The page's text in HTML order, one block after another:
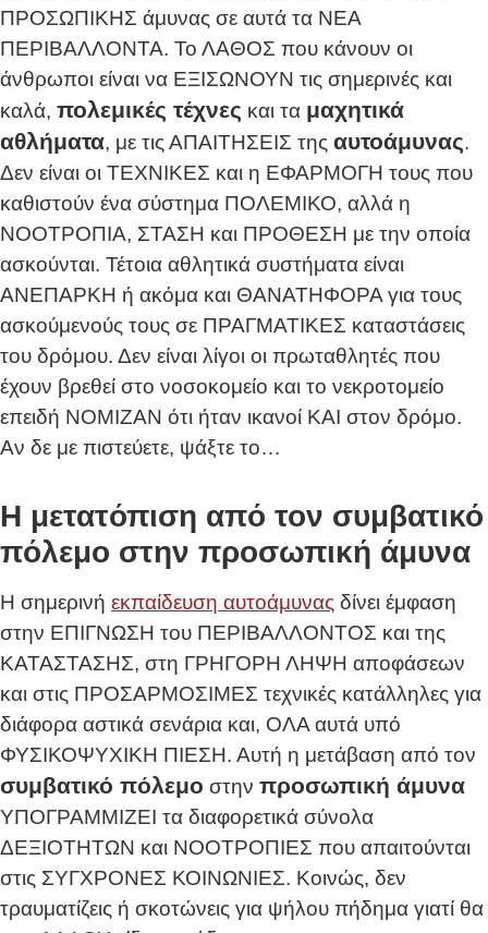
ΠΡΟΣΩΠΙΚΗΣ άμυνας σε αυτά τα ΝΕΑ
ΠΕΡΙΒΑΛΛΟΝΤΑ. Το ΛΑΘΟΣ που κάνουν οι
άνθρωποι είναι να ΕΞΙΣΩΝΟΥΝ τις σημερινές και
καλά, πολεμικές τέχνες και τα μαχητικά
αθλήματα, με τις ΑΠΑΙΤΗΣΕΙΣ της αυτοάμυνας.
Δεν είναι οι ΤΕΧΝΙΚΕΣ και η ΕΦΑΡΜΟΓΗ τους που
καθιστούν ένα σύστημα ΠΟΛΕΜΙΚΟ, αλλά η
ΝΟΟΤΡΟΠΙΑ, ΣΤΑΣΗ και ΠΡΟΘΕΣΗ με την οποία
ασκούνται. Τέτοια αθλητικά συστήματα είναι
ΑΝΕΠΑΡΚΗ ή ακόμα και ΘΑΝΑΤΗΦΟΡΑ για τους
ασκούμενούς τους σε ΠΡΑΓΜΑΤΙΚΕΣ καταστάσεις
του δρόμου. Δεν είναι λίγοι οι πρωταθλητές που
έχουν βρεθεί στο νοσοκομείο και το νεκροτομείο
επειδή ΝΟΜΙΖΑΝ ότι ήταν ικανοί ΚΑΙ στον δρόμο.
Αν δε με πιστεύετε, ψάξτε το…
Η μετατόπιση από τον συμβατικό
πόλεμο στην προσωπική άμυνα
Η σημερινή εκπαίδευση αυτοάμυνας δίνει έμφαση
στην ΕΠΙΓΝΩΣΗ του ΠΕΡΙΒΑΛΛΟΝΤΟΣ και της
ΚΑΤΑΣΤΑΣΗΣ, στη ΓΡΗΓΟΡΗ ΛΗΨΗ αποφάσεων
και στις ΠΡΟΣΑΡΜΟΣΙΜΕΣ τεχνικές κατάλληλες για
διάφορα αστικά σενάρια και, ΟΛΑ αυτά υπό
ΦΥΣΙΚΟΨΥΧΙΚΗ ΠΙΕΣΗ. Αυτή η μετάβαση από τον
συμβατικό πόλεμο στην προσωπική άμυνα
ΥΠΟΓΡΑΜΜΙΖΕΙ τα διαφορετικά σύνολα
ΔΕΞΙΟΤΗΤΩΝ και ΝΟΟΤΡΟΠΙΕΣ που απαιτούνται
στις ΣΥΓΧΡΟΝΕΣ ΚΟΙΝΩΝΙΕΣ. Κοινώς, δεν
τραυματίζεις ή σκοτώνεις για ψήλου πήδημα γιατί θα